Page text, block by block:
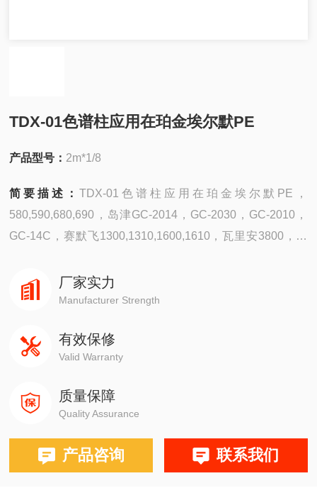
TDX-01色谱柱应用在珀金埃尔默PE
产品型号： 2m*1/8
简要描述：TDX-01色谱柱应用在珀金埃尔默PE，
580,590,680,690，岛津GC-2014，GC-2030，GC-2010，
GC-14C，赛默飞1300,1310,1600,1610，瓦里安3800，布
创，华爱，朗析，川仪，北分瑞利，东西电子，鲁南瑞虹，
捷岛，科晓等，分离H2，氧，氮，一氧化碳，甲烷，和二氧
厂家实力
Manufacturer Strength
有效保修
Valid Warranty
质量保障
Quality Assurance
产品咨询 联系我们